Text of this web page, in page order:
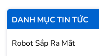
DANH MỤC TIN TỨC
Robot Sắp Ra Mắt